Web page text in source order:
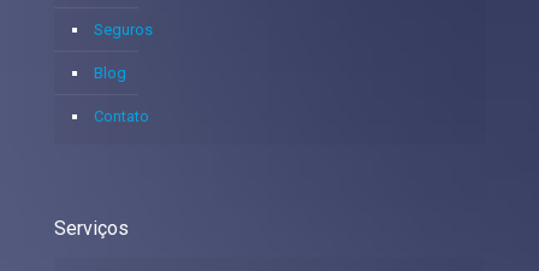
Seguros
Blog
Contato
Serviços